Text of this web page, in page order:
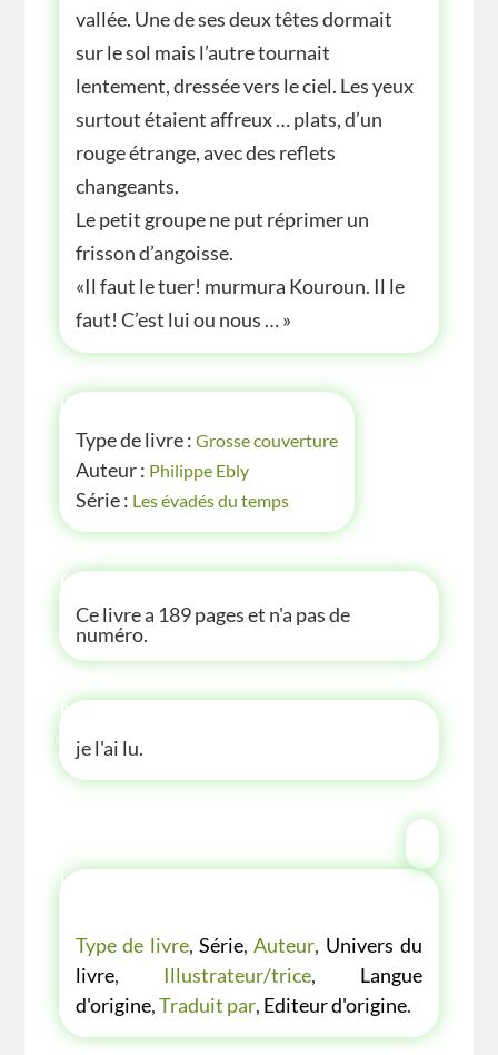
vallée. Une de ses deux têtes dormait
sur le sol mais l’autre tournait
lentement, dressée vers le ciel. Les yeux
surtout étaient affreux … plats, d’un
rouge étrange, avec des reflets
changeants.
Le petit groupe ne put réprimer un
frisson d’angoisse.
«Il faut le tuer! murmura Kouroun. Il le
faut! C’est lui ou nous … »
INFOS
Type de livre : Grosse couverture
Auteur : Philippe Ebly
Série : Les évadés du temps
P'TITE INFOS
Ce livre a 189 pages et n'a pas de
numéro.
P'TITE ANECDOTE
je l'ai lu.
LES P'TITES LISTES DES BIBLIOTHÈQUE
Type de livre, Série, Auteur, Univers du
livre, Illustrateur/trice, Langue
d'origine,Traduit par, Editeur d'origine.